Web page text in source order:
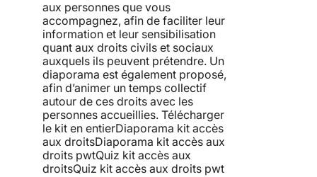
aux personnes que vous
accompagnez, afin de faciliter leur
information et leur sensibilisation
quant aux droits civils et sociaux
auxquels ils peuvent prétendre. Un
diaporama est également proposé,
afin d’animer un temps collectif
autour de ces droits avec les
personnes accueillies. Télécharger
le kit en entierDiaporama kit accès
aux droitsDiaporama kit accès aux
droits pwtQuiz kit accès aux
droitsQuiz kit accès aux droits pwt